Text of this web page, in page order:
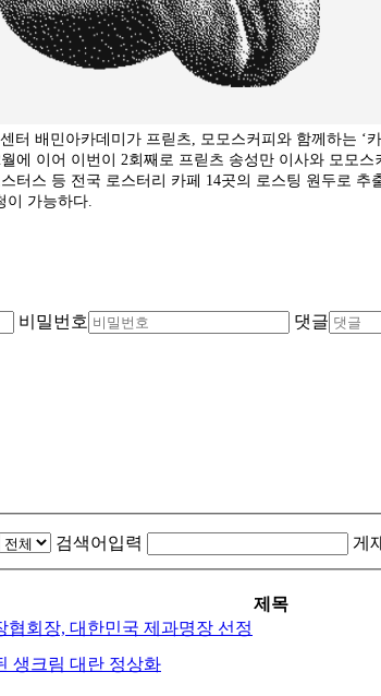
터 배민아카데미가 프릳츠, 모모스커피와 함께하는 ‘
에 이어 이번이 2회째로 프릳츠 송성만 이사와 모모
터스 등 전국 로스터리 카페 14곳의 로스팅 원두로
이 가능하다.
비밀번호 댓글
검색어입력 게
제목
협회장, 대한민국 제과명장 선정
생크림 대란 정상화